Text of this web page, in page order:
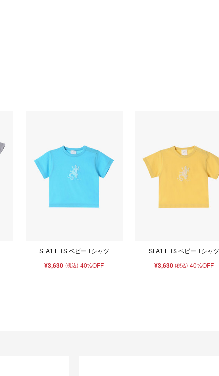
SFA1 L TS ベビー Tシャツ
¥3,630 (税込) 40%OFF
SFA1 L TS ベビー Tシャツ
¥3,630 (税込) 40%OFF